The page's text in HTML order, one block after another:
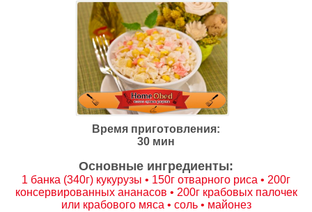
Время приготовления:
30 мин
Основные ингредиенты:
1 банка (340г) кукурузы • 150г отварного риса • 200г
консервированных ананасов • 200г крабовых палочек
или крабового мяса • соль • майонез